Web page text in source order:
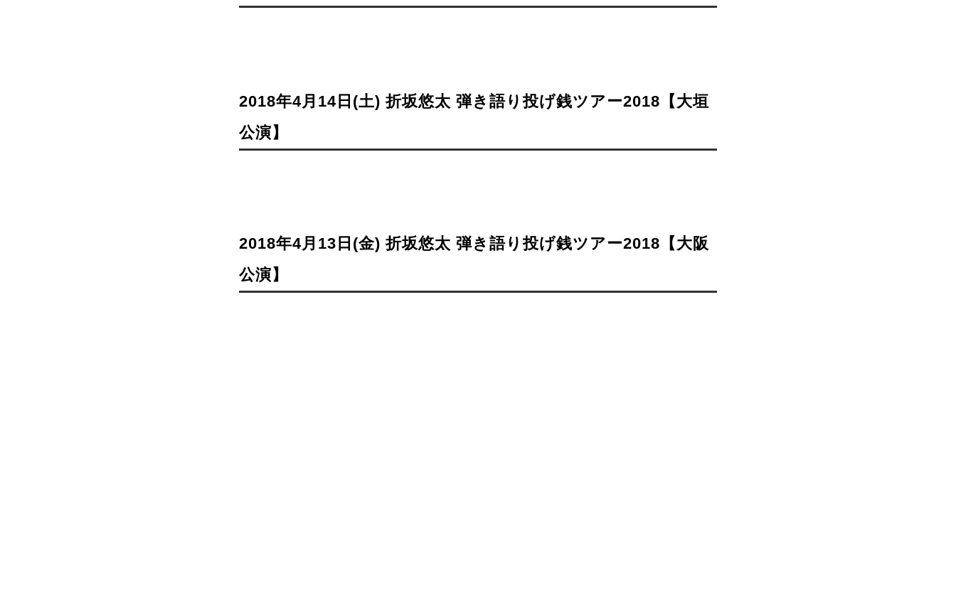
2018年4月14日(土) 折坂悠太 弾き語り投げ銭ツアー2018【大垣
公演】
2018年4月13日(金) 折坂悠太 弾き語り投げ銭ツアー2018【大阪
公演】